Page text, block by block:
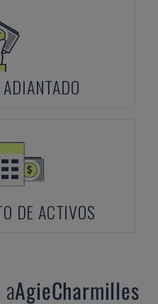
DE ACTIVOS
AgieCharmilles